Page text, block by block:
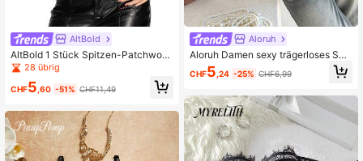
AltBold
AltBold 1 Stück Spitzen-Patchwork
PU-Bügel-BH für Frauen
28 übrig
CHF5 ,60 -51% CHF11,49
Aloruh
Aloruh Damen sexy trägerloses Spit
zen BH ohne Bügel
CHF5 ,24 -25% CHF6,99